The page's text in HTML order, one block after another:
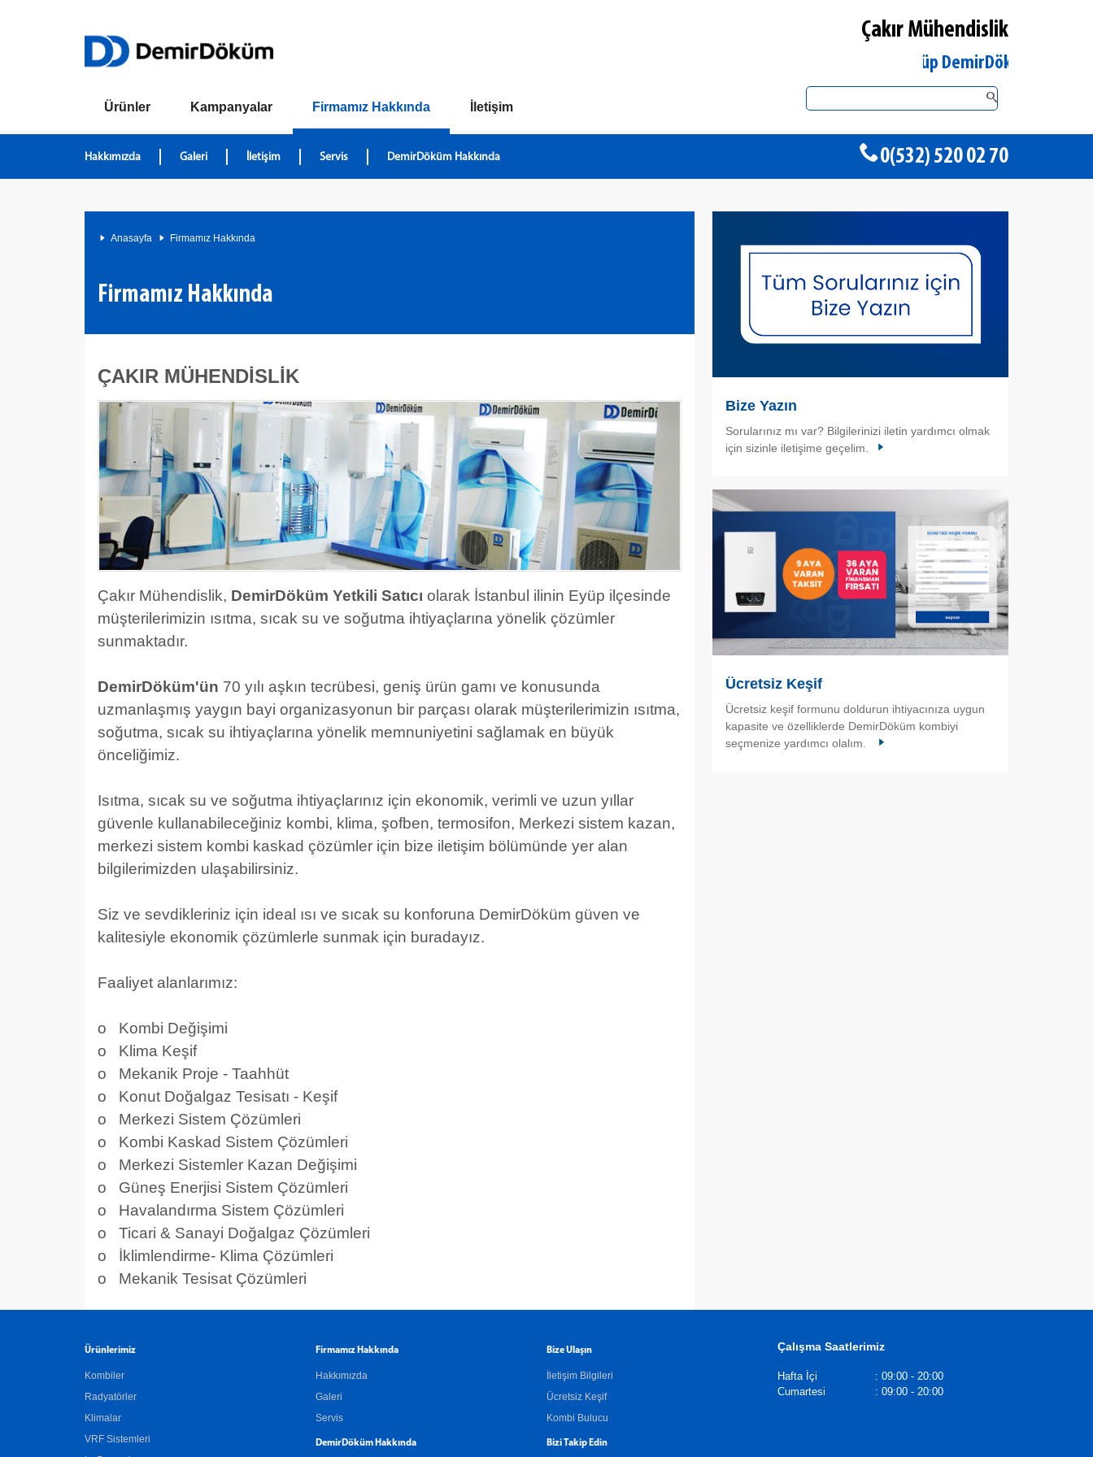
Çakır Mühendislik
İstanbul Eyüp DemirDöküm Yetkili Satıcı
Ürünler Kampanyalar Firmamız Hakkında
Hakkımızda Galeri İletişim Servis DemirDöküm Hakkında 0(532) 520 02 70
İletişim
Anasayfa Firmamız Hakkında
Firmamız Hakkında
ÇAKIR MÜHENDİSLİK
Çakır Mühendislik, DemirDöküm Yetkili Satıcı olarak İstanbul ilinin Eyüp ilçesinde
müşterilerimizin ısıtma, sıcak su ve soğutma ihtiyaçlarına yönelik çözümler
sunmaktadır.
DemirDöküm'ün 70 yılı aşkın tecrübesi, geniş ürün gamı ve konusunda
uzmanlaşmış yaygın bayi organizasyonun bir parçası olarak müşterilerimizin ısıtma,
soğutma, sıcak su ihtiyaçlarına yönelik memnuniyetini sağlamak en büyük
önceliğimiz.
Isıtma, sıcak su ve soğutma ihtiyaçlarınız için ekonomik, verimli ve uzun yıllar
güvenle kullanabileceğiniz kombi, klima, şofben, termosifon, Merkezi sistem kazan,
merkezi sistem kombi kaskad çözümler için bize iletişim bölümünde yer alan
bilgilerimizden ulaşabilirsiniz.
Siz ve sevdikleriniz için ideal ısı ve sıcak su konforuna DemirDöküm güven ve
kalitesiyle ekonomik çözümlerle sunmak için buradayız.
Faaliyet alanlarımız:
o Kombi Değişimi
o Klima Keşif
o Mekanik Proje - Taahhüt
o Konut Doğalgaz Tesisatı - Keşif
o Merkezi Sistem Çözümleri
o Kombi Kaskad Sistem Çözümleri
o Merkezi Sistemler Kazan Değişimi
o Güneş Enerjisi Sistem Çözümleri
o Havalandırma Sistem Çözümleri
o Ticari & Sanayi Doğalgaz Çözümleri
o İklimlendirme- Klima Çözümleri
o Mekanik Tesisat Çözümleri
Bize Yazın
Sorularınız mı var? Bilgilerinizi iletin yardımcı olmak
için sizinle iletişime geçelim.
Ücretsiz Keşif
Ücretsiz keşif formunu doldurun ihtiyacınıza uygun
kapasite ve özelliklerde DemirDöküm kombiyi
seçmenize yardımcı olalım.
Ürünlerimiz
Kombiler
Radyatörler
Klimalar
VRF Sistemleri
Firmamız Hakkında
Hakkımızda
Galeri
Servis
DemirDöküm Hakkında
Bize Ulaşın
İletişim Bilgileri
Ücretsiz Keşif
Kombi Bulucu
Bizi Takip Edin
Çalışma Saatlerimiz
Hafta İçi : 09:00 - 20:00
Cumartesi
: 09:00 - 20:00